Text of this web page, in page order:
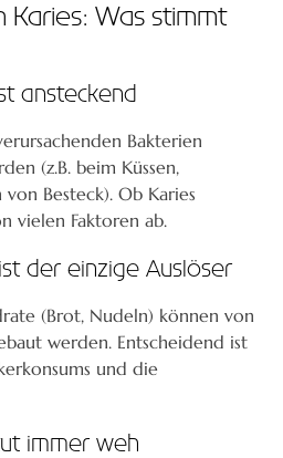
Was stimmt
ansteckend
Bakterien
(z.B. beim Küssen,
Besteck). Ob Karies
vielen Faktoren ab.
der einzige Auslöser
(Brot, Nudeln) können von
werden. Entscheidend ist
und die
immer weh